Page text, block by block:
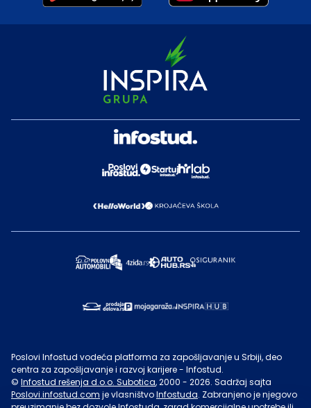
Poslovi Infostud vodeća platforma za zapošljavanje u Srbiji, deo
centra za zapošljavanje i razvoj karijere - Infostud.
© Infostud rešenja d.o.o. Subotica, 2000 - 2026. Sadržaj sajta
Poslovi.infostud.com je vlasništvoInfostuda. Zabranjeno je njegovo